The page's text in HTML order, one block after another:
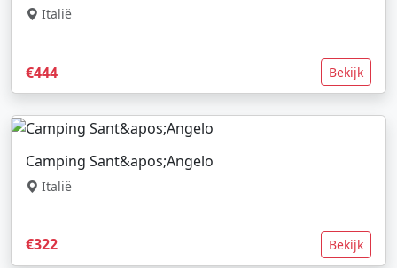
Italië
€444 Bekijk
Camping Sant&apos;Angelo
Italië
€322 Bekijk